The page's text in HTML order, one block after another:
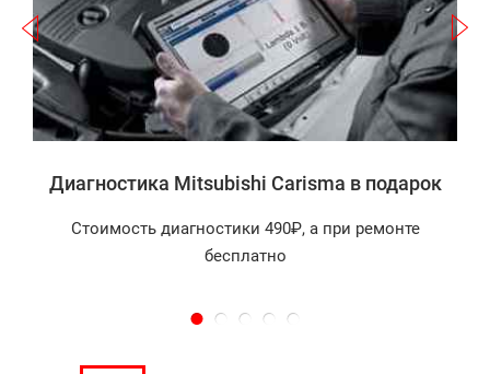
Диагностика Mitsubishi Carisma в подарок
Стоимость диагностики 490₽, а при ремонте
бесплатно